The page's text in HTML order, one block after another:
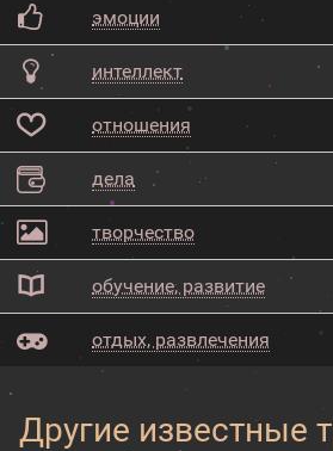
эмоции
интеллект
отношения
дела
творчество
обучение, развитие
отдых, развлечения
Другие известные